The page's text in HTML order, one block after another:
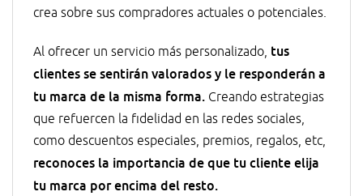
crea sobre sus compradores actuales o potenciales.
Al ofrecer un servicio más personalizado, tus
clientes se sentirán valorados y le responderán a
tu marca de la misma forma. Creando estrategias
que refuercen la fidelidad en las redes sociales,
como descuentos especiales, premios, regalos, etc,
reconoces la importancia de que tu cliente elija
tu marca por encima del resto.